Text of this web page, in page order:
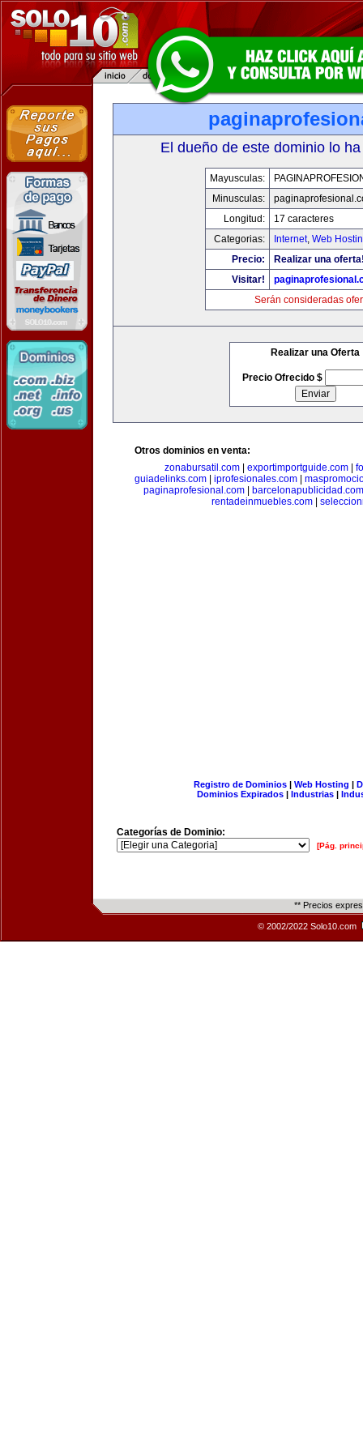
El dueño de este dominio lo
Mayusculas:
Minusculas:
Longitud:
17 caracteres
Categorias:
Internet, Web
Precio:
Realizar una
Visitar!
Serán consideradas
Realizar una Oferta
Precio Ofrecido $
Otros dominios en venta:
zonabursatil.com
exportimportguide.com
guiadelinks.com
iprofesionales.com
paginaprofesional.com|
barcelonapublicidad.com
rentadeinmuebles.com|
Registro de Dominios| Web Hosting |
Dominios Expirados | Industrias |
Categorías de Dominio:
[Pág.
** Precios
© 2002/2022 Solo10.com